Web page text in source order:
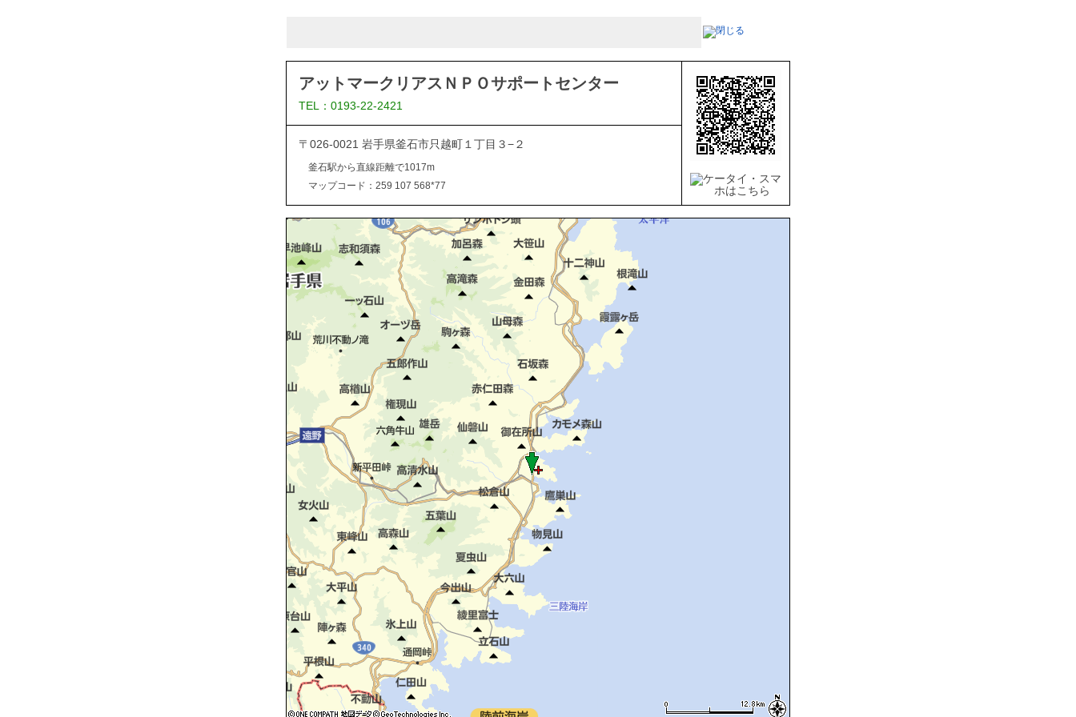
アットマークリアスＮＰＯサポートセンター
TEL：0193-22-2421
〒026-0021 岩手県釜石市只越町１丁目３−２
釜石駅から直線距離で1017m
マップコード：259 107 568*77